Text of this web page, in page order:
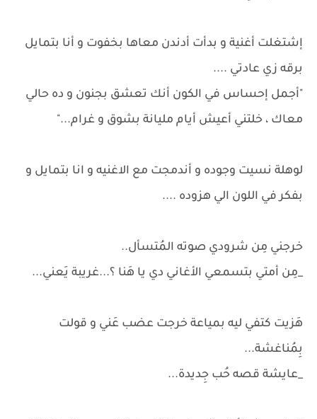
إشتغلت أغنية و بدأت أدندن معاها بخفوت و أنا بتمايل
برقه زي عادتي ....
"أجمل إحساس في الكون أنك تعشق بجنون و ده حالي
معاك ، خلتني أعيش أيام مليانة بشوق و غرام..."
لوهلة نسيت وجوده و أندمجت مع الاغنيه و انا بتمايل و
بفكر في اللون الي هزوده ....
خرجني مِن شرودي صوته المُتسأل..
_مِن أمتي بتسمعي الأغاني دي يا هَنا ؟...غريبة يَعني...
هَزيت كتفي ليه بمياعة خرجت عضب عَني و قولت
بِمُناغشة...
_عايشة قصه حُب جِديدة...